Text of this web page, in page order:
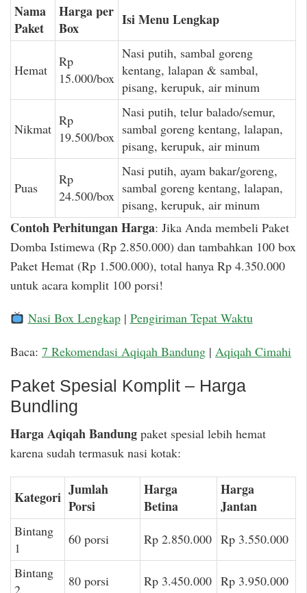
Nama
Paket
Harga per
Box
Isi Menu Lengkap
Hemat
Rp
15.000/box
Nasi putih, sambal goreng
kentang, lalapan & sambal,
pisang, kerupuk, air minum
Nikmat
Rp
19.500/box
Nasi putih, telur balado/semur,
sambal goreng kentang, lalapan,
pisang, kerupuk, air minum
Puas
Rp
24.500/box
Nasi putih, ayam bakar/goreng,
sambal goreng kentang, lalapan,
pisang, kerupuk, air minum
Contoh Perhitungan Harga: Jika Anda membeli Paket
Domba Istimewa (Rp 2.850.000) dan tambahkan 100 box
Paket Hemat (Rp 1.500.000), total hanya Rp 4.350.000
untuk acara komplit 100 porsi!
Nasi Box Lengkap| Pengiriman Tepat Waktu
Baca: 7 Rekomendasi Aqiqah Bandung | Aqiqah Cimahi
Paket Spesial Komplit – Harga
Bundling
Harga Aqiqah Bandung paket spesial lebih hemat
karena sudah termasuk nasi kotak:
Kategori Jumlah
Porsi
Harga
Betina
Harga
Jantan
Bintang
1
60 porsi Rp 2.850.000 Rp 3.550.000
Bintang
2
80 porsi Rp 3.450.000 Rp 3.950.000